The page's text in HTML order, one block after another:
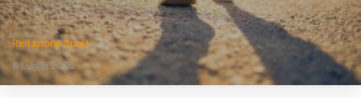
Redazione Sport
8 Luglio 2025